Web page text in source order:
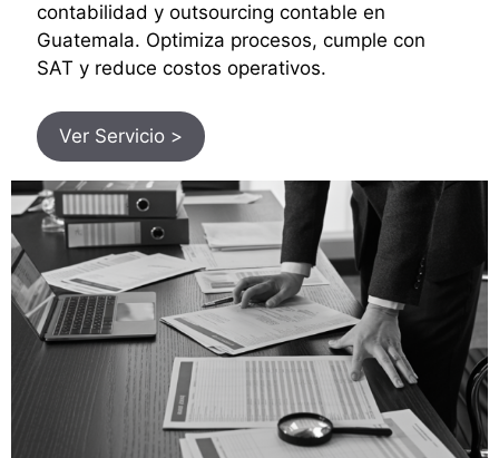
contabilidad y outsourcing contable en
Guatemala. Optimiza procesos, cumple con
SAT y reduce costos operativos.
Ver Servicio >